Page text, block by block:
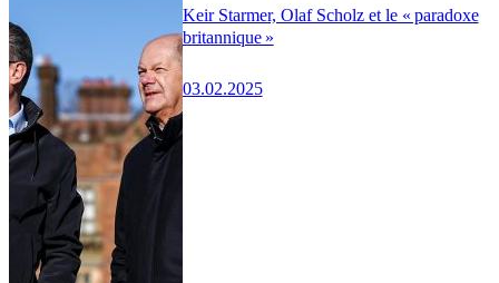
Keir Starmer, Olaf Scholz et le « paradoxe
britannique »
03.02.2025